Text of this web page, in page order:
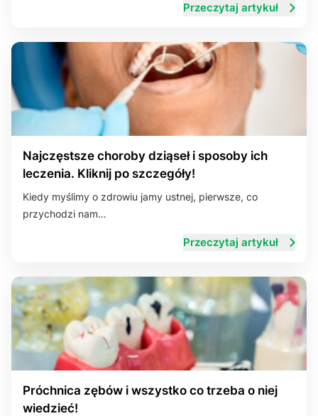
Przeczytaj artykuł
Najczęstsze choroby dziąseł i sposoby ich
leczenia. Kliknij po szczegóły!
Kiedy myślimy o zdrowiu jamy ustnej, pierwsze, co
przychodzi nam…
Przeczytaj artykuł
Próchnica zębów i wszystko co trzeba o niej
wiedzieć!